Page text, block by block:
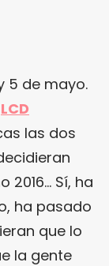
5 de mayo.
LCD
las dos
2016… Sí, ha
ha pasado
que lo
la gente